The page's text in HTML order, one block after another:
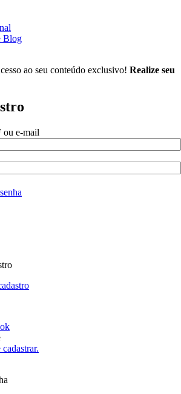
Blog
ao seu conteúdo exclusivo! Realize seu
ou e-mail